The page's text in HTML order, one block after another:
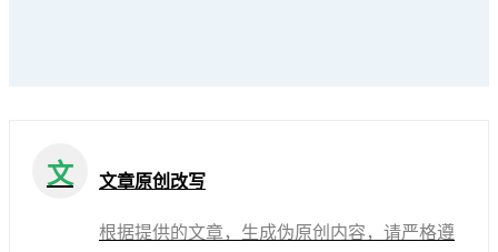
文 文章原创改写
根据提供的文章，生成伪原创内容，请严格遵